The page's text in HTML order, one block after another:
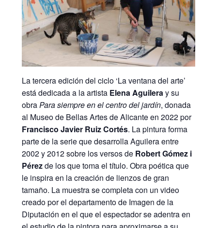
La tercera edición del ciclo ‘La ventana del arte’
está dedicada a la artista Elena Aguileray su
obraPara siempre en el centro del jardín, donada
al Museo de Bellas Artes de Alicante en 2022 por
Francisco Javier Ruiz Cortés. La pintura forma
parte de la serie que desarrolla Aguilera entre
2002 y 2012 sobre los versos de Robert Gómez i
Pérezde los que toma el título. Obra poética que
le inspira en la creación de lienzos de gran
tamaño. La muestra se completa con un video
creado por el departamento de Imagen de la
Diputación en el que el espectador se adentra en